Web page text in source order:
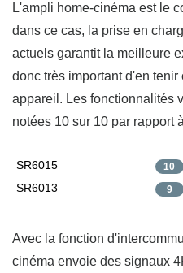
L'ampli home-cinéma est le
dans ce cas, la prise en
actuels garantit la meilleure
donc très important d'en
appareil. Les fonctionnalités
notées 10 sur 10 par rapport
SR6015 10
SR6013 9
Avec la fonction
cinéma envoie des signaux